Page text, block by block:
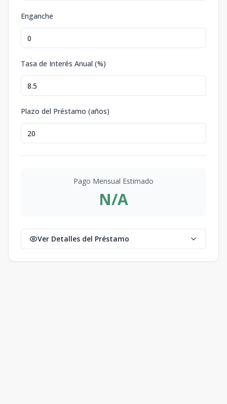
Enganche
Tasa de Interés Anual (%)
Plazo del Préstamo (años)
Pago Mensual Estimado
N/A
Ver Detalles del Préstamo